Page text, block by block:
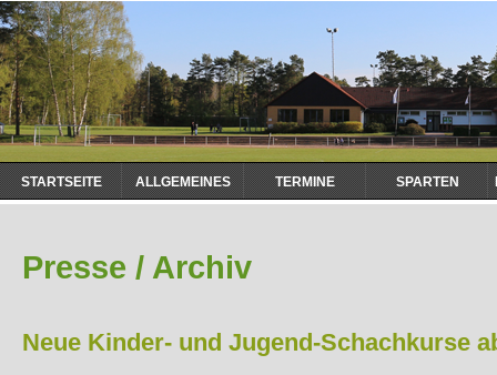
Navigation
überspringen
STARTSEITE ALLGEMEINES TERMINE SPARTEN
Presse / Archiv
Neue Kinder- und Jugend-Schachkurse